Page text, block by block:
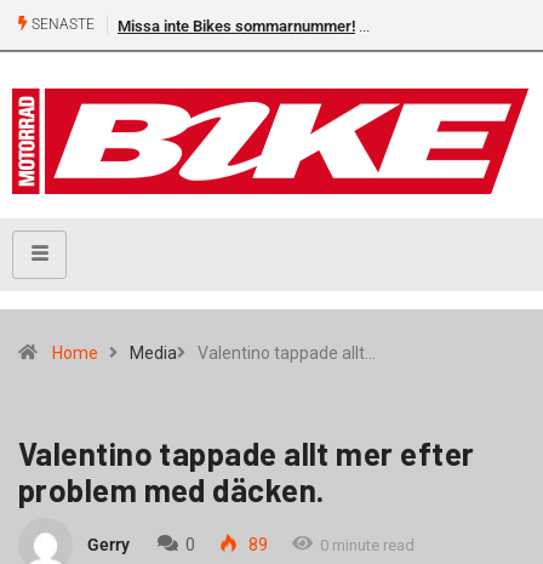
SENASTE Missa inte Bikes sommarnummer!
Home Media Valentino tappade allt…
Valentino tappade allt mer efter
problem med däcken.
Gerry 0 89 0 minute read